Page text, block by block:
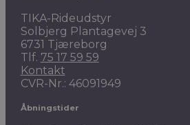
TIKA-Rideudstyr
Solbjerg Plantagevej 3
6731 Tjæreborg
Tlf. 75 17 59 59
Kontakt
CVR-Nr.: 46091949
Åbningstider